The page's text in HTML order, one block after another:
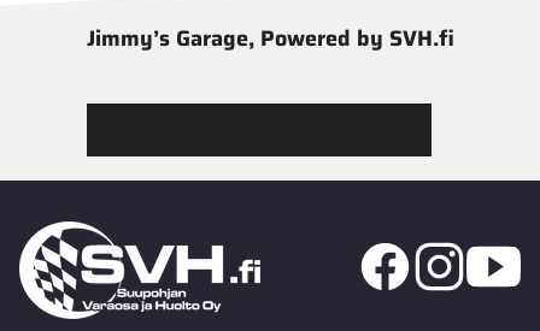
Jimmy’s Garage, Powered by SVH.fi